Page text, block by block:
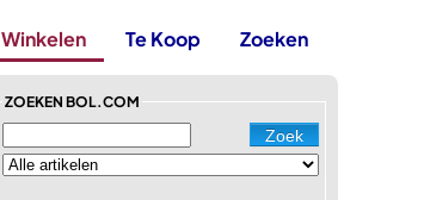
Winkelen Te Koop Zoeken
ZOEKEN BOL.COM